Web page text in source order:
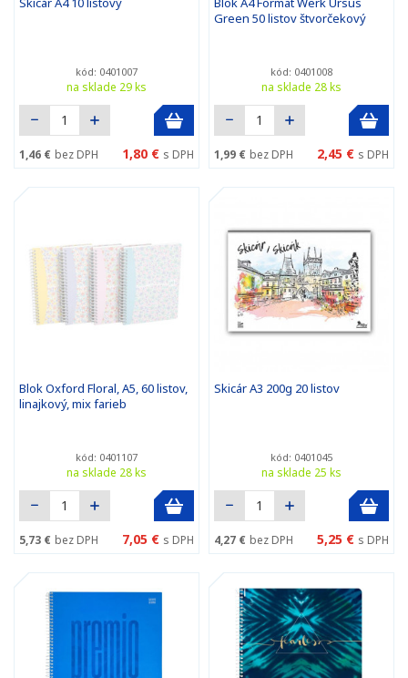
kód: 0401007
na sklade 29 ks
1,46 € bez DPH 1,80 € s DPH
Green 50 listov štvorčekový
kód: 0401008
na sklade 28 ks
1,99 € bez DPH 2,45 € s DPH
Blok Oxford Floral, A5, 60 listov,
linajkový, mix farieb
kód: 0401107
na sklade 28 ks
5,73 € bez DPH 7,05 € s DPH
Skicár A3 200g 20 listov
kód: 0401045
na sklade 25 ks
4,27 € bez DPH 5,25 € s DPH